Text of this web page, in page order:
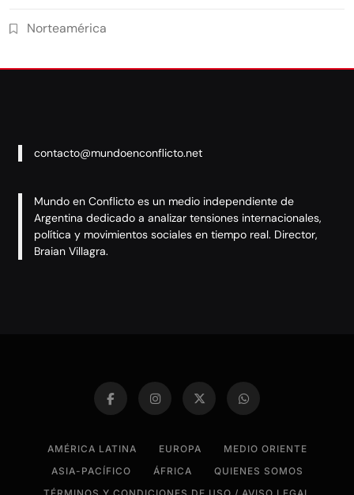
Norteamérica
contacto@mundoenconflicto.net
Mundo en Conflicto es un medio independiente de
Argentina dedicado a analizar tensiones internacionales,
política y movimientos sociales en tiempo real. Director,
Braian Villagra.
AMÉRICA LATINA EUROPA
MEDIO ORIENTE
ASIA-PACÍFICO
ÁFRICA
QUIENES SOMOS